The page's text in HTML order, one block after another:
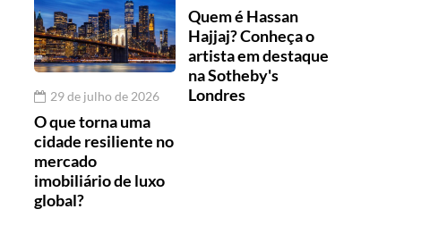
29 de julho de 2026
O que torna uma
cidade resiliente no
mercado
imobiliário de luxo
global?
Quem é Hassan
Hajjaj? Conheça o
artista em destaque
na Sotheby's
Londres